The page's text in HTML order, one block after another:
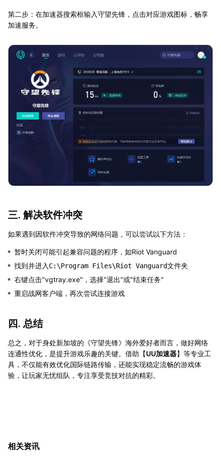
第二步：在加速器搜索框输入守望先锋，点击对应游戏图标，畅享
加速服务。
三. 解决软件冲突
如果遇到因软件冲突导致的网络问题，可以尝试以下方法：
暂时关闭可能引起兼容问题的程序，如Riot Vanguard
找到并进入 C:\Program Files\Riot Vanguard文件夹
右键点击"vgtray.exe"，选择"退出"或"结束任务"
重启战网客户端，再次尝试连接游戏
四. 总结
总之，对于身处新加坡的《守望先锋》海外爱好者而言，做好网络
连通性优化，是提升游戏乐趣的关键。借助【UU加速器】等专业工
具，不仅能有效优化国际链路传输，还能实现稳定流畅的游戏体
验，让玩家无忧组队，专注享受竞技对抗的精彩。
相关资讯